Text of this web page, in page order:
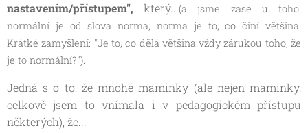
nastavením/přístupem",který...(a jsme zase u toho:
normální je od slova norma; norma je to, co činí většina.
Krátké zamyšlení: "Je to, co dělá většina vždy zárukou toho, že
je to normální?").
Jedná s o to, že mnohé maminky (ale nejen maminky,
celkově jsem to vnímala i v pedagogickém přístupu
některých), že...